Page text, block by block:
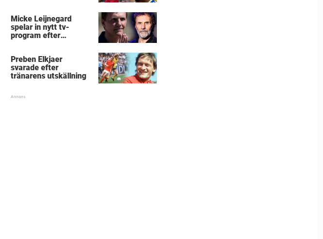
Micke Leijnegard
spelar in nytt tv-
program efter
Preben Elkjaer
svarade efter
tränarens utskällning